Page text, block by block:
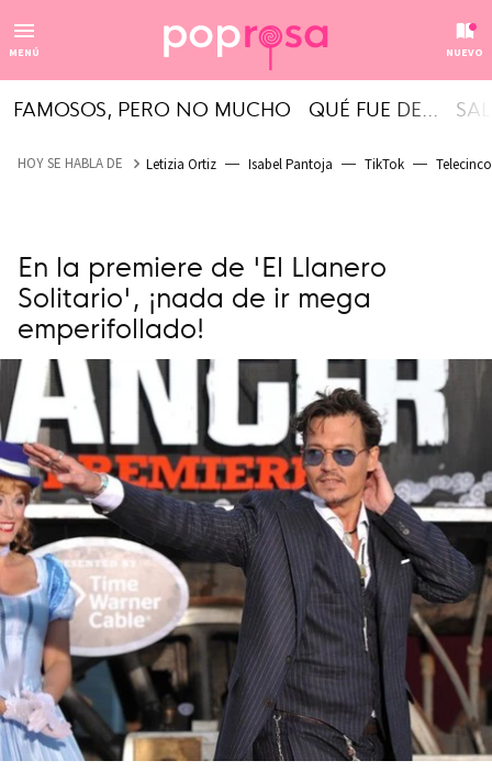
MENÚ NUEVO
FAMOSOS, PERO NO MUCHO QUÉ FUE DE...
HOY SE HABLA DE Letizia Ortiz Isabel Pantoja TikTok Telecinco
En la premiere de 'El Llanero
Solitario', ¡nada de ir mega
emperifollado!